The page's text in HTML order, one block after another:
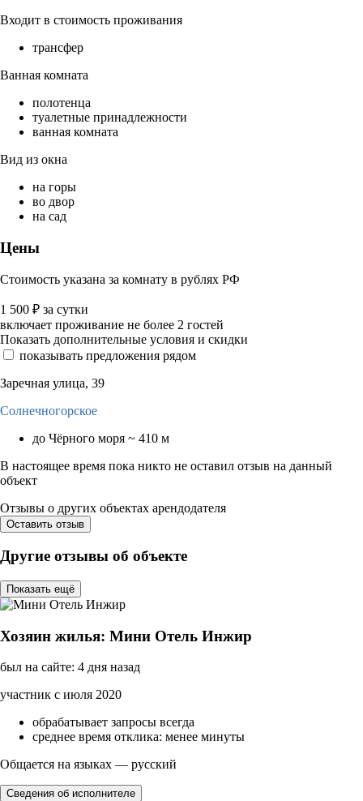
Входит в стоимость проживания
трансфер
Ванная комната
полотенца
туалетные принадлежности
ванная комната
Вид из окна
на горы
во двор
на сад
Цены
Стоимость указана за комнату в рублях РФ
1 500 ₽ за сутки
включает проживание не более 2 гостей
Показать дополнительные условия и скидки
показывать предложения рядом
Заречная улица, 39
Солнечногорское
до Чёрного моря ~ 410 м
В настоящее время пока никто не оставил отзыв на данный
объект
Отзывы о других объектах арендодателя
Оставить отзыв
Другие отзывы об объекте
Показать ещё
Хозяин жилья: Мини Отель Инжир
был на сайте: 4 дня назад
участник с июля 2020
обрабатывает запросы всегда
среднее время отклика: менее минуты
Общается на языках — русский
Сведения об исполнителе